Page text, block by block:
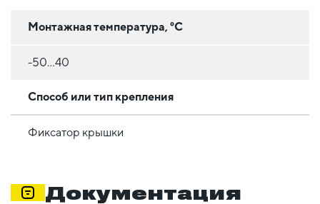
Монтажная температура, °C
-50...40
Способ или тип крепления
Фиксатор крышки
Документация